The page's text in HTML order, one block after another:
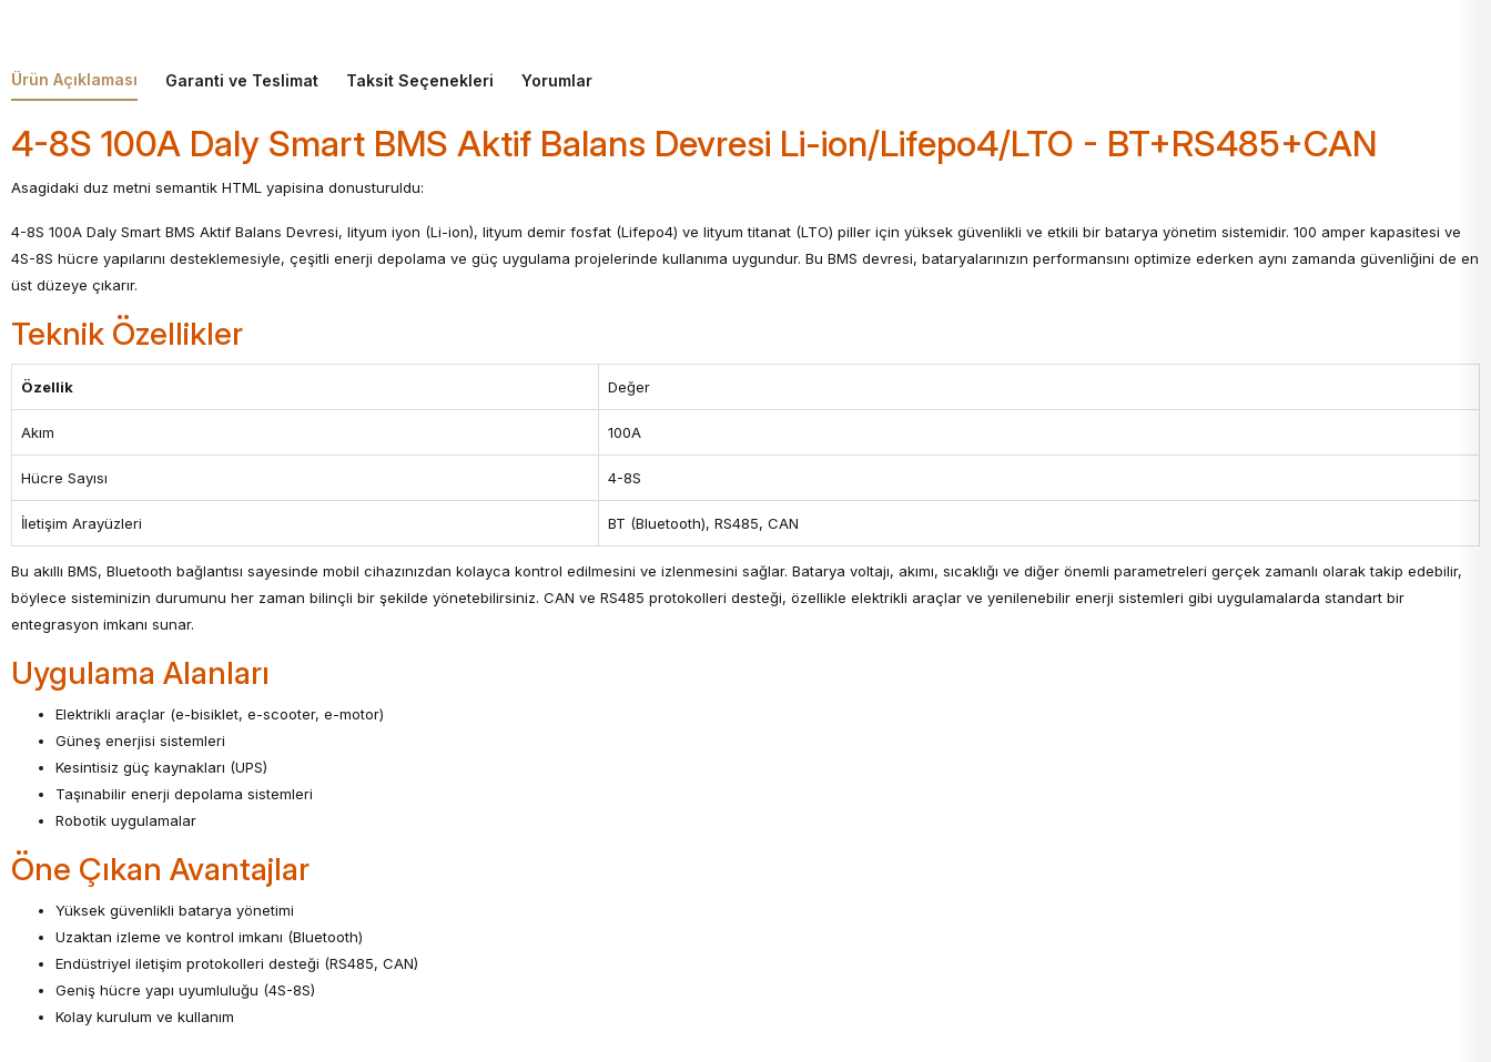
Ürün Açıklaması Garanti ve Teslimat Taksit Seçenekleri Yorumlar
4-8S 100A Daly Smart BMS Aktif Balans Devresi Li-ion/Lifepo4/LTO - BT+RS485+CAN
Asagidaki duz metni semantik HTML yapisina donusturuldu:
4-8S 100A Daly Smart BMS Aktif Balans Devresi, lityum iyon (Li-ion), lityum demir fosfat (Lifepo4) ve lityum titanat (LTO) piller için yüksek güvenlikli ve etkili bir batarya yönetim sistemidir. 100 amper kapasitesi ve
4S-8S hücre yapılarını desteklemesiyle, çeşitli enerji depolama ve güç uygulama projelerinde kullanıma uygundur. Bu BMS devresi, bataryalarınızın performansını optimize ederken aynı zamanda güvenliğini de en
üst düzeye çıkarır.
Teknik Özellikler
Özellik Değer
Akım 100A
Hücre Sayısı 4-8S
İletişim Arayüzleri BT (Bluetooth), RS485, CAN
Bu akıllı BMS, Bluetooth bağlantısı sayesinde mobil cihazınızdan kolayca kontrol edilmesini ve izlenmesini sağlar. Batarya voltajı, akımı, sıcaklığı ve diğer önemli parametreleri gerçek zamanlı olarak takip edebilir,
böylece sisteminizin durumunu her zaman bilinçli bir şekilde yönetebilirsiniz. CAN ve RS485 protokolleri desteği, özellikle elektrikli araçlar ve yenilenebilir enerji sistemleri gibi uygulamalarda standart bir
entegrasyon imkanı sunar.
Uygulama Alanları
Elektrikli araçlar (e-bisiklet, e-scooter, e-motor)
Güneş enerjisi sistemleri
Kesintisiz güç kaynakları (UPS)
Taşınabilir enerji depolama sistemleri
Robotik uygulamalar
Öne Çıkan Avantajlar
Yüksek güvenlikli batarya yönetimi
Uzaktan izleme ve kontrol imkanı (Bluetooth)
Endüstriyel iletişim protokolleri desteği (RS485, CAN)
Geniş hücre yapı uyumluluğu (4S-8S)
Kolay kurulum ve kullanım